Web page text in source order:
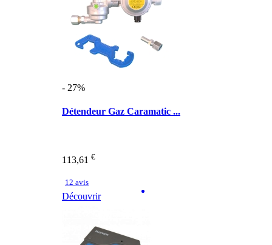
- 27%
Détendeur Gaz Caramatic ...
113,61 €
12 avis
Découvrir